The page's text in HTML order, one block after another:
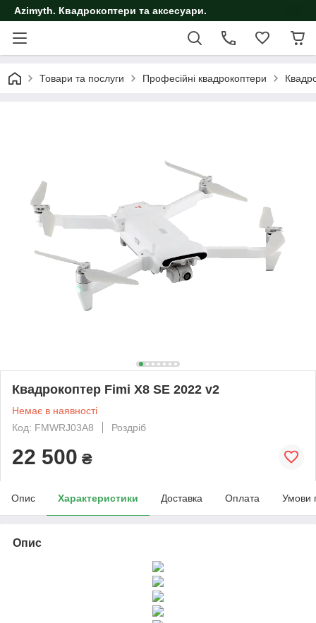
Azimyth. Квадрокоптери та аксесуари.
Товари та послуги Професійні квадрокоптери
Квадрокоптер Fimi X8 SE 2022 v2
Немає в наявності
Код: FMWRJ03A8
Роздріб
22 500 ₴
Опис Характеристики Доставка Оплата Умови
Опис